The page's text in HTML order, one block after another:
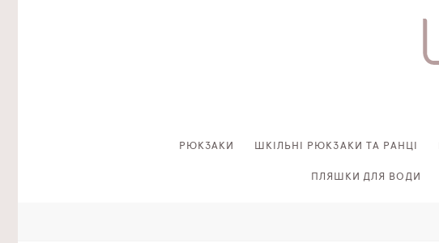
РЮКЗАКИ ШКІЛЬНІ РЮКЗАКИ ТА РАНЦІ
ПЛЯШКИ ДЛЯ ВОДИ